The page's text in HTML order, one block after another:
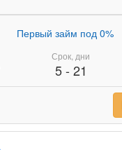
Первый займ под 0%
Срок, дни
5- 21